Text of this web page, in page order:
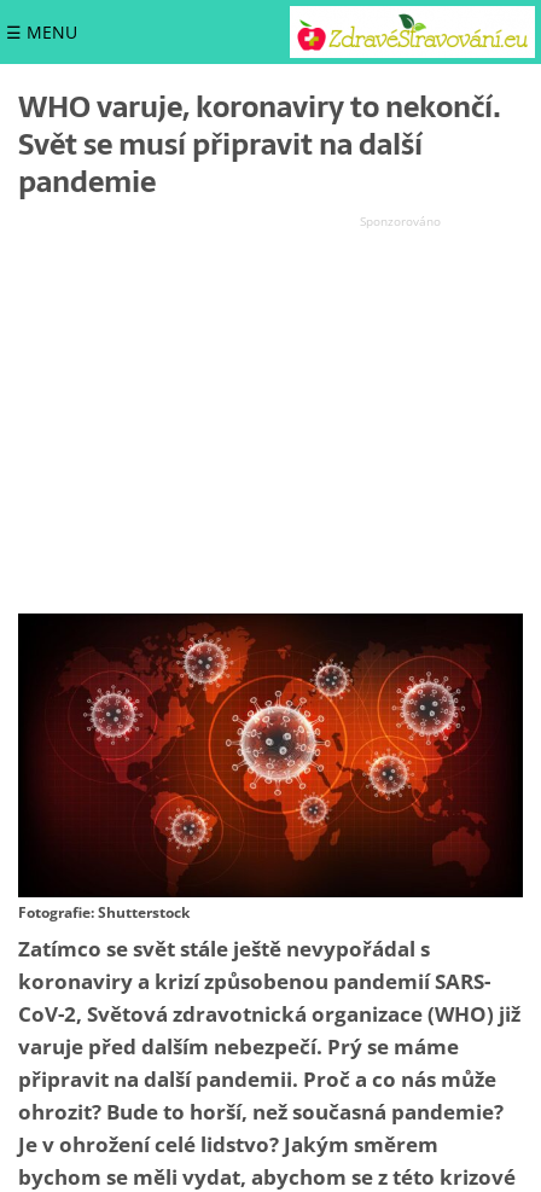
☰ MENU
WHO varuje, koronaviry to nekončí.
Svět se musí připravit na další
pandemie
Fotografie: Shutterstock
Zatímco se svět stále ještě nevypořádal s
koronaviry a krizí způsobenou pandemií SARS-
CoV-2, Světová zdravotnická organizace (WHO) již
varuje před dalším nebezpečí. Prý se máme
připravit na další pandemii. Proč a co nás může
ohrozit? Bude to horší, než současná pandemie?
Je v ohrožení celé lidstvo? Jakým směrem
bychom se měli vydat, abychom se z této krizové